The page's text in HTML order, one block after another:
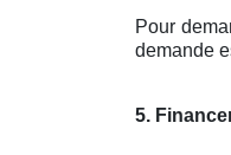
Pour
demande
5.